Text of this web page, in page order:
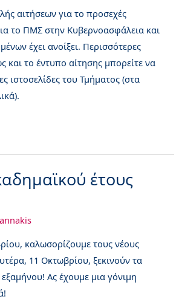
αιτήσεων για το προσεχές
το ΠΜΣ στην Κυβερνοασφάλεια και
έχει ανοίξει. Περισσότερες
και το έντυπο αίτησης μπορείτε να
ιστοσελίδες του Τμήματος (στα
έτους
καλωσορίζουμε τους νέους
11 Οκτωβρίου, ξεκινούν τα
Ας έχουμε μια γόνιμη